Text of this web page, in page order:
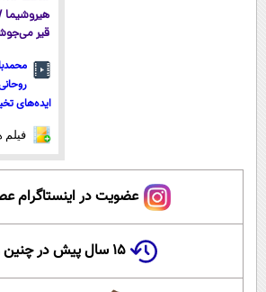
قیر
ایده‌های
فیلم
عضویت در اینستاگرام
۱۵ سال پیش در چنین روزی